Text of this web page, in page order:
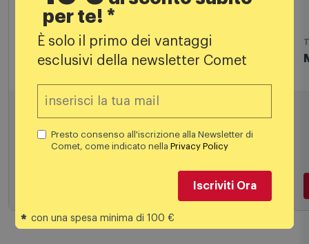
Telecomandi
MELICONI - GUSCIO M
7,90€
PREZZO CONSIGLIATO 10,50 €
per te! *
È solo il primo dei vantaggi
esclusivi della newsletter Comet
Presto consenso all'iscrizione alla Newsletter di
Comet, come indicato nellaPrivacy Policy
Iscriviti Ora
* con una spesa minima di 100 €